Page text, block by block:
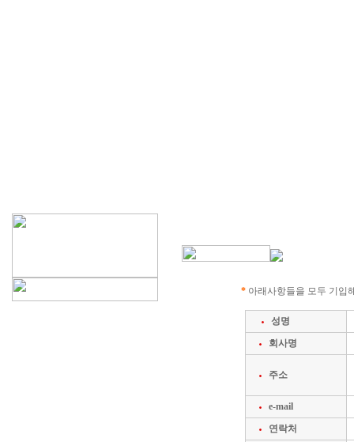
* 아래사항들을 모두 기입
성명
회사명
주소
e-mail
연락처